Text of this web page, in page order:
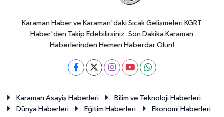
Karaman Haber ve Karaman'daki Sıcak Gelişmeleri KGRT
Haber'den Takip Edebilirsiniz. Son Dakika Karaman
Haberlerinden Hemen Haberdar Olun!
Karaman Asayiş Haberleri
Bilim ve Teknoloji Haberleri
Dünya Haberleri
Eğitim Haberleri
Ekonomi Haberleri